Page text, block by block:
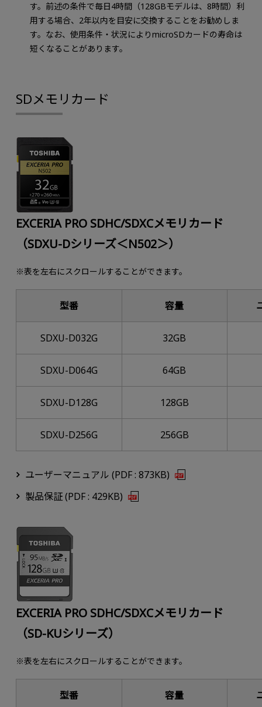
す。前述の条件で毎日4時間（128GBモデルは、8時間）利
用する場合、2年以内を目安に交換することをお勧めしま
す。なお、使用条件・状況によりmicroSDカードの寿命は
短くなることがあります。
SDメモリカード
EXCERIA PRO SDHC/SDXCメモリカード
（SDXU-Dシリーズ＜N502＞）
※表を左右にスクロールすることができます。
型番 容量
SDXU-D032G 32GB
SDXU-D064G 64GB
SDXU-D128G 128GB
SDXU-D256G 256GB
ユーザーマニュアル (PDF : 873KB)
製品保証 (PDF : 429KB)
EXCERIA PRO SDHC/SDXCメモリカード
（SD-KUシリーズ）
※表を左右にスクロールすることができます。
型番 容量